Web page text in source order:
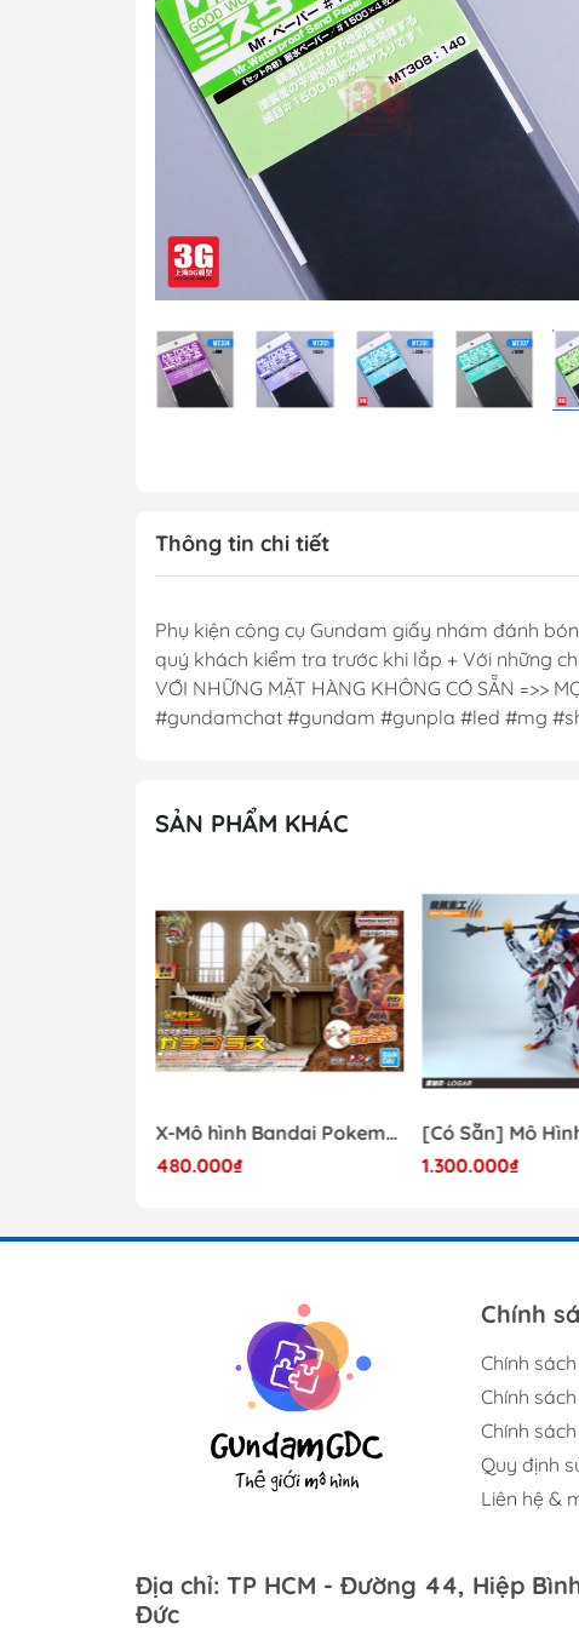
MG 1/100 Gundam
Grade)
MGEX Gundam (
Grade Ver.ka)
PG Gundam (Perfect
Gundam Daban
Gundam Jijia
Thông tin chi tiết
Phụ kiện công cụ Gundam giấy nhám đánh
quý khách kiểm tra trước khi lắp + Với những
VỚI NHỮNG MẶT HÀNG KHÔNG CÓ SẴN =>>
#gundamchat #gundam #gunpla #led #mg
SẢN PHẨM KHÁC
X-Mô hình Bandai Pokemon PLAMO COLLECTION Fossil Pokemon Series Tyrantrum
480.000₫
1.300.000₫
Chính
Chính
Chính
Chính
Quy định
Liên hệ &
Địa chỉ: TP HCM - Đường 44, Hiệp
Đức